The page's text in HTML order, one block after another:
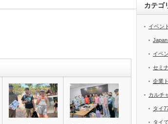
カテゴ
イベン
イベ
セミ
企業
カルチ
タイ
タイ